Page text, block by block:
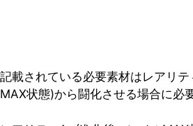
記載されている必要素材はレアリ
MAX状態)から闘化させる場合に必